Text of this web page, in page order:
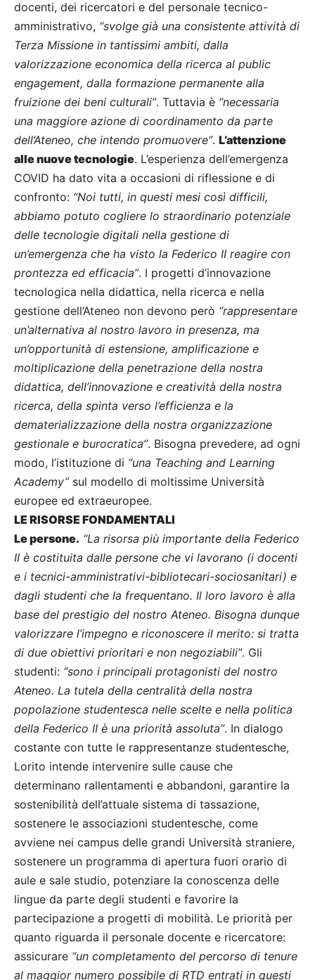
docenti, dei ricercatori e del personale tecnico-
amministrativo, “svolge già una consistente attività di
Terza Missione in tantissimi ambiti, dalla
valorizzazione economica della ricerca al public
engagement, dalla formazione permanente alla
fruizione dei beni culturali”. Tuttavia è “necessaria
una maggiore azione di coordinamento da parte
dell’Ateneo, che intendo promuovere”. L’attenzione
alle nuove tecnologie. L’esperienza dell’emergenza
COVID ha dato vita a occasioni di riflessione e di
confronto: “Noi tutti, in questi mesi così difficili,
abbiamo potuto cogliere lo straordinario potenziale
delle tecnologie digitali nella gestione di
un’emergenza che ha visto la Federico II reagire con
prontezza ed efficacia”. I progetti d’innovazione
tecnologica nella didattica, nella ricerca e nella
gestione dell’Ateneo non devono però “rappresentare
un’alternativa al nostro lavoro in presenza, ma
un’opportunità di estensione, amplificazione e
moltiplicazione della penetrazione della nostra
didattica, dell’innovazione e creatività della nostra
ricerca, della spinta verso l’efficienza e la
dematerializzazione della nostra organizzazione
gestionale e burocratica”. Bisogna prevedere, ad ogni
modo, l’istituzione di “una Teaching and Learning
Academy”sul modello di moltissime Università
europee ed extraeuropee.
LE RISORSE FONDAMENTALI
Le persone. “La risorsa più importante della Federico
II è costituita dalle persone che vi lavorano (i docenti
e i tecnici-amministrativi-bibliotecari-sociosanitari) e
dagli studenti che la frequentano. Il loro lavoro è alla
base del prestigio del nostro Ateneo. Bisogna dunque
valorizzare l’impegno e riconoscere il merito: si tratta
di due obiettivi prioritari e non negoziabili”. Gli
studenti: “sono i principali protagonisti del nostro
Ateneo. La tutela della centralità della nostra
popolazione studentesca nelle scelte e nella politica
della Federico II è una priorità assoluta”. In dialogo
costante con tutte le rappresentanze studentesche,
Lorito intende intervenire sulle cause che
determinano rallentamenti e abbandoni, garantire la
sostenibilità dell’attuale sistema di tassazione,
sostenere le associazioni studentesche, come
avviene nei campus delle grandi Università straniere,
sostenere un programma di apertura fuori orario di
aule e sale studio, potenziare la conoscenza delle
lingue da parte degli studenti e favorire la
partecipazione a progetti di mobilità. Le priorità per
quanto riguarda il personale docente e ricercatore:
assicurare “un completamento del percorso di tenure
al maggior numero possibile di RTD entrati in questi